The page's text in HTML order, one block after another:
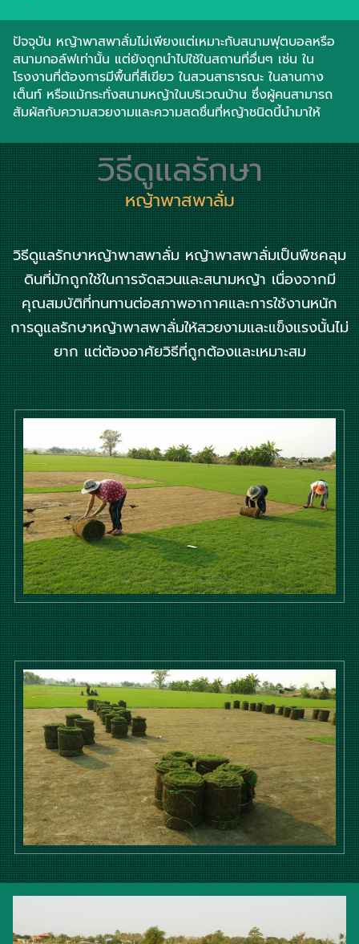
ปัจจุบัน หญ้าพาสพาลั่มไม่เพียงแต่เหมาะกับสนามฟุตบอลหรือ
สนามกอล์ฟเท่านั้น แต่ยังถูกนำไปใช้ในสถานที่อื่นๆ เช่น ใน
โรงงานที่ต้องการมีพื้นที่สีเขียว ในสวนสาธารณะ ในลานกาง
เต็นท์ หรือแม้กระทั่งสนามหญ้าในบริเวณบ้าน ซึ่งผู้คนสามารถ
สัมผัสกับความสวยงามและความสดชื่นที่หญ้าชนิดนี้นำมาให้
วิธีดูแลรักษา
หญ้าพาสพาลั่ม
วิธีดูแลรักษาหญ้าพาสพาลั่ม หญ้าพาสพาลั่มเป็นพืชคลุม
ดินที่มักถูกใช้ในการจัดสวนและสนามหญ้า เนื่องจากมี
คุณสมบัติที่ทนทานต่อสภาพอากาศและการใช้งานหนัก
การดูแลรักษาหญ้าพาสพาลั่มให้สวยงามและแข็งแรงนั้นไม่
ยาก แต่ต้องอาศัยวิธีที่ถูกต้องและเหมาะสม